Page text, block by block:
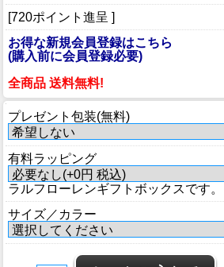
[720ポイント進呈 ]
お得な新規会員登録はこちら
(購入前に会員登録必要)
全商品 送料無料!
プレゼント包装(無料)
有料ラッピング
ラルフローレンギフトボックスです。
サイズ／カラー